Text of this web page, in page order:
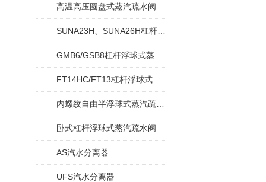
高温高压圆盘式蒸汽疏水阀
卧式杠杆浮球式蒸汽疏水阀
AS汽水分离器
UFS汽水分离器